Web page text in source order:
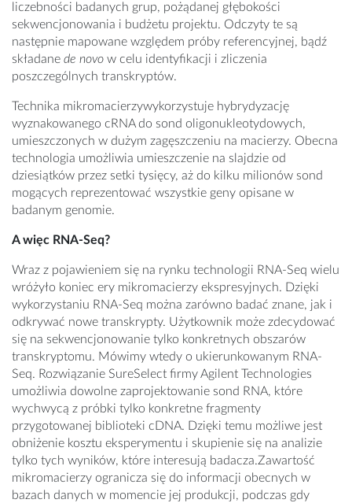
liczebności badanych grup, pożądanej głębokości
sekwencjonowania i budżetu projektu. Odczyty te są
następnie mapowane względem próby referencyjnej, bądź
składane de novo w celu identyfikacji i zliczenia
poszczególnych transkryptów.
Technika mikromacierzywykorzystuje hybrydyzację
wyznakowanego cRNA do sond oligonukleotydowych,
umieszczonych w dużym zagęszczeniu na macierzy. Obecna
technologia umożliwia umieszczenie na slajdzie od
dziesiątków przez setki tysięcy, aż do kilku milionów sond
mogących reprezentować wszystkie geny opisane w
badanym genomie.
A więc RNA-Seq?
Wraz z pojawieniem się na rynku technologii RNA-Seq wielu
wróżyło koniec ery mikromacierzy ekspresyjnych. Dzięki
wykorzystaniu RNA-Seq można zarówno badać znane, jak i
odkrywać nowe transkrypty. Użytkownik może zdecydować
się na sekwencjonowanie tylko konkretnych obszarów
transkryptomu. Mówimy wtedy o ukierunkowanym RNA-
Seq. Rozwiązanie SureSelect firmy Agilent Technologies
umożliwia dowolne zaprojektowanie sond RNA, które
wychwycą z próbki tylko konkretne fragmenty
przygotowanej biblioteki cDNA. Dzięki temu możliwe jest
obniżenie kosztu eksperymentu i skupienie się na analizie
tylko tych wyników, które interesują badacza.Zawartość
mikromacierzy ogranicza się do informacji obecnych w
bazach danych w momencie jej produkcji, podczas gdy